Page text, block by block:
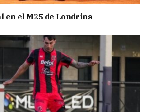
en el M25 de Londrina